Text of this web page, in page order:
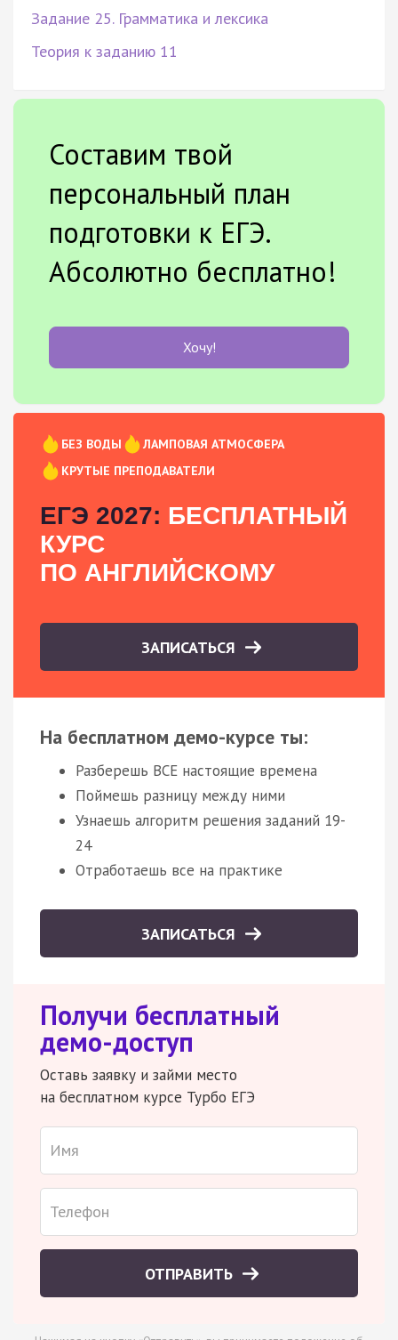
Задание 25. Грамматика и лексика
Теория к заданию 11
Составим твой
персональный план
подготовки к ЕГЭ.
Абсолютно бесплатно!
Хочу!
БЕЗ ВОДЫ
ЛАМПОВАЯ АТМОСФЕРА
КРУТЫЕ ПРЕПОДАВАТЕЛИ
ЕГЭ 2027: БЕСПЛАТНЫЙ
КУРС
ПО АНГЛИЙСКОМУ
ЗАПИСАТЬСЯ
На бесплатном демо-курсе ты:
Разберешь ВСЕ настоящие времена
Поймешь разницу между ними
Узнаешь алгоритм решения заданий 19-
24
Отработаешь все на практике
ЗАПИСАТЬСЯ
Получи бесплатный
демо-доступ
Оставь заявку и займи место
на бесплатном курсе Турбо ЕГЭ
ОТПРАВИТЬ